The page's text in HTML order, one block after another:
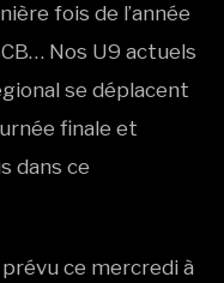
fois de l’année
Nos U9 actuels
se déplacent
finale et
dans ce
ce mercredi à